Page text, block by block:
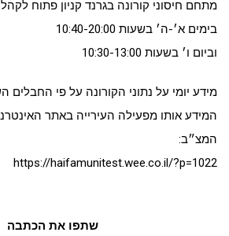
מתחם חיסוני קורונה בגרנד קניון פתוח
בימים א׳-ה׳ בשעות 10:40-20:00
וביום ו׳ בשעות 10:30-13:00
מידע יומי על נתוני הקורונה על פי החבלים
המידע אותו מפעילה העירייה באתר
המצ״ב:
https://haifamunitest.wee.co.il/?p=1022
שתפו את הכתבה